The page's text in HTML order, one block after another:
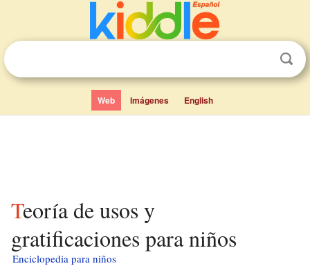
Web Imágenes English
Teoría de usos y
gratificaciones para niños
Enciclopedia para niños